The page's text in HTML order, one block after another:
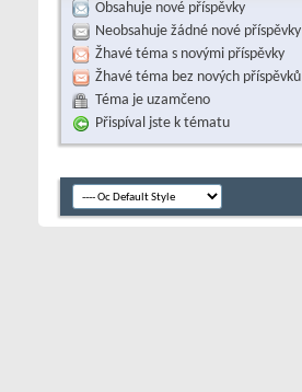
Obsahuje nové příspěvky
Neobsahuje žádné nové příspěvky
Žhavé téma s novými příspěvky
Žhavé téma bez nových příspěvků
Téma je uzamčeno
Přispíval jste k tématu